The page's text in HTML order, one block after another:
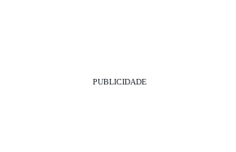
PUBLICIDADE